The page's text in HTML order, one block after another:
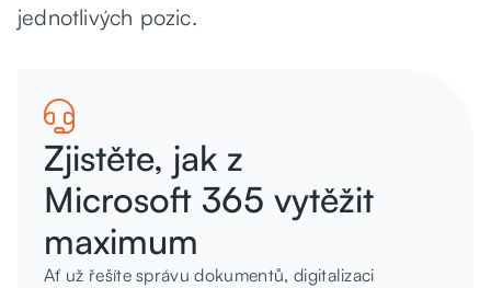
jednotlivých pozic.

Zjistěte, jak z
Microsoft 365 vytěžit
maximum
Ať už řešíte správu dokumentů, digitalizaci